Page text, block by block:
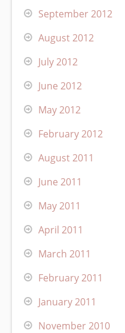
September 2012
August 2012
July 2012
June 2012
May 2012
February 2012
August 2011
June 2011
May 2011
April 2011
March 2011
February 2011
January 2011
November 2010